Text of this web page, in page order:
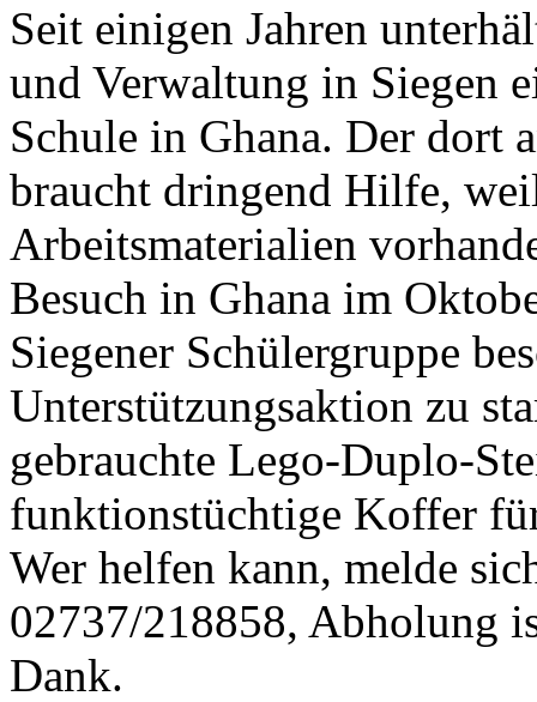
Seit einigen Jahren
und Verwaltung in Siegen
Schule in Ghana. Der dort
braucht dringend Hilfe,
Arbeitsmaterialien
Besuch in Ghana im
Siegener Schülergruppe
Unterstützungsaktion zu
gebrauchte Lego-Duplo-
funktionstüchtige Koffer
Wer helfen kann, melde
02737/218858, Abholung
Dank.